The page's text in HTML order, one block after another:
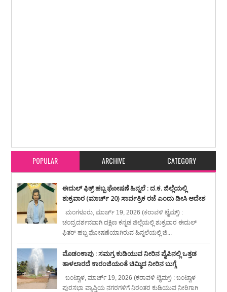
POPULAR ARCHIVE CATEGORY
ಈದುಲ್ ಫಿತ್ರ್ ಹಬ್ಬ ಘೋಷಣೆ ಹಿನ್ನಲೆ : ದ.ಕ. ಜಿಲ್ಲೆಯಲ್ಲಿ
ಶುಕ್ರವಾರ (ಮಾರ್ಚ್ 20) ಸಾರ್ವತ್ರಿಕ ರಜೆ ಎಂದು ಡೀಸಿ ಆದೇಶ
ಮಂಗಳೂರು, ಮಾರ್ಚ್ 19, 2026 (ಕರಾವಳಿ ಟೈಮ್ಸ್) :
ಚಂದ್ರದರ್ಶನವಾಗಿ ದಕ್ಷಿಣ ಕನ್ನಡ ಜಿಲ್ಲೆಯಲ್ಲಿ ಶುಕ್ರವಾರ ಈದುಲ್
ಫಿತರ್ ಹಬ್ಬ ಘೋಷಣೆಯಾಗಿರುವ ಹಿನ್ನಲೆಯಲ್ಲಿ ಜಿ...
ಮೊಡಂಕಾಪು : ಸಮಗ್ರ ಕುಡಿಯುವ ನೀರಿನ ಪೈಪಿನಲ್ಲಿ ಒತ್ತಡ
ತಾಳಲಾರದೆ ಕಾರಂಜಿಯಂತೆ ಚಿಮ್ಮಿದ ನೀರಿನ ಬುಗ್ಗೆ
ಬಂಟ್ವಾಳ, ಮಾರ್ಚ್ 19, 2026 (ಕರಾವಳಿ ಟೈಮ್ಸ್) : ಬಂಟ್ವಾಳ
ಪುರಸಭಾ ವ್ಯಾಪ್ತಿಯ ನಗರಗಳಿಗೆ ನಿರಂತರ ಕುಡಿಯುವ ನೀರಿಗಾಗಿ